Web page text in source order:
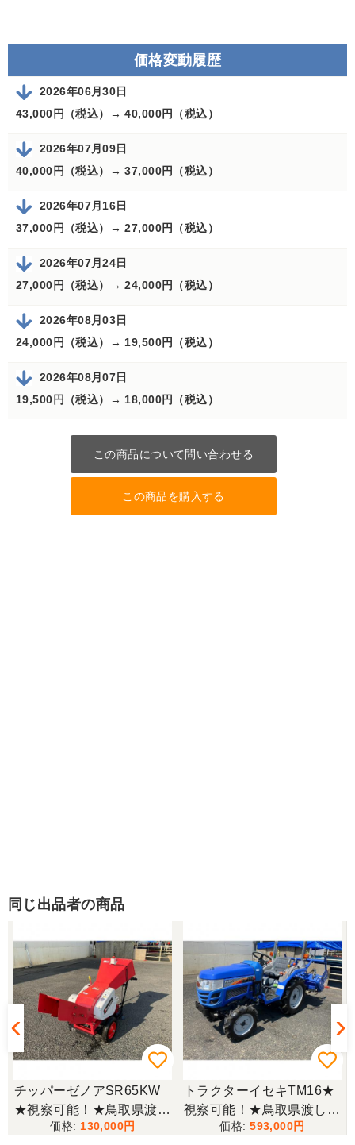
価格変動履歴
2026年06月30日
43,000円（税込）→ 40,000円（税込）
2026年07月09日
40,000円（税込）→ 37,000円（税込）
2026年07月16日
37,000円（税込）→ 27,000円（税込）
2026年07月24日
27,000円（税込）→ 24,000円（税込）
2026年08月03日
24,000円（税込）→ 19,500円（税込）
2026年08月07日
19,500円（税込）→ 18,000円（税込）
この商品について問い合わせる
この商品を購入する
同じ出品者の商品
チッパーゼノアSR65KW
★視察可能！★鳥取県渡し
ゼノア チッパー SR65KW
130,000
トラクターイセキTM16★
視察可能！★鳥取県渡し
イセキ トラクター TM16 1
593,000